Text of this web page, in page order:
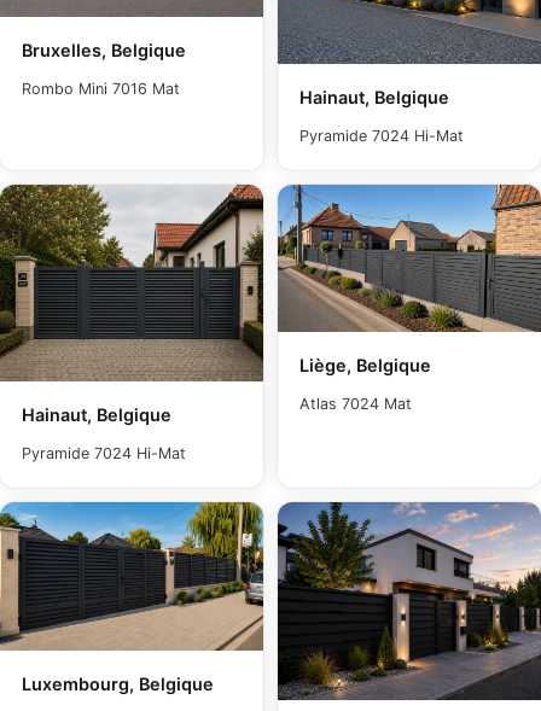
Bruxelles, Belgique
Rombo Mini 7016 Mat Hainaut, Belgique
Pyramide 7024 Hi-Mat
Hainaut, Belgique
Pyramide 7024 Hi-Mat
Liège, Belgique
Atlas 7024 Mat
Luxembourg, Belgique